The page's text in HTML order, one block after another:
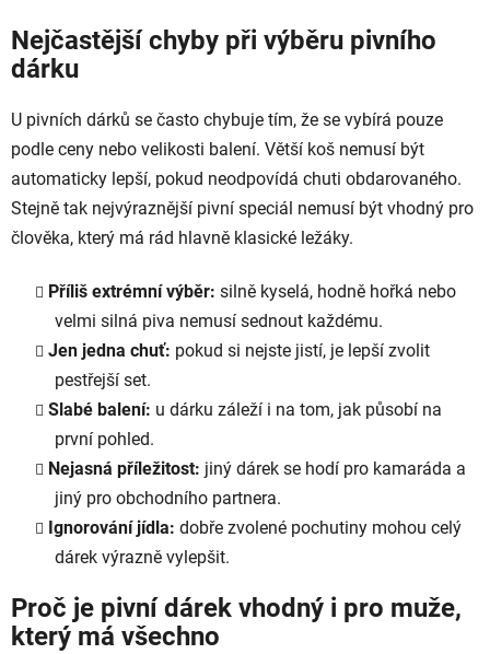
Nejčastější chyby při výběru pivního
dárku
U pivních dárků se často chybuje tím, že se vybírá pouze
podle ceny nebo velikosti balení. Větší koš nemusí být
automaticky lepší, pokud neodpovídá chuti obdarovaného.
Stejně tak nejvýraznější pivní speciál nemusí být vhodný pro
člověka, který má rád hlavně klasické ležáky.
Příliš extrémní výběr: silně kyselá, hodně hořká nebo
velmi silná piva nemusí sednout každému.
Jen jedna chuť: pokud si nejste jistí, je lepší zvolit
pestřejší set.
Slabé balení: u dárku záleží i na tom, jak působí na
první pohled.
Nejasná příležitost: jiný dárek se hodí pro kamaráda a
jiný pro obchodního partnera.
Ignorování jídla: dobře zvolené pochutiny mohou celý
dárek výrazně vylepšit.
Proč je pivní dárek vhodný i pro muže,
který má všechno